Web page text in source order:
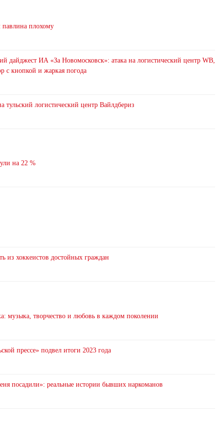
павлина плохому
дайджест ИА «За Новомосковск»: атака на логистический центр WB,
с кнопкой и жаркая погода
тульский логистический центр Вайлдбериз
на 22 %
из хоккеистов достойных граждан
музыка, творчество и любовь в каждом поколении
прессе» подвел итоги 2023 года
посадили»: реальные истории бывших наркоманов